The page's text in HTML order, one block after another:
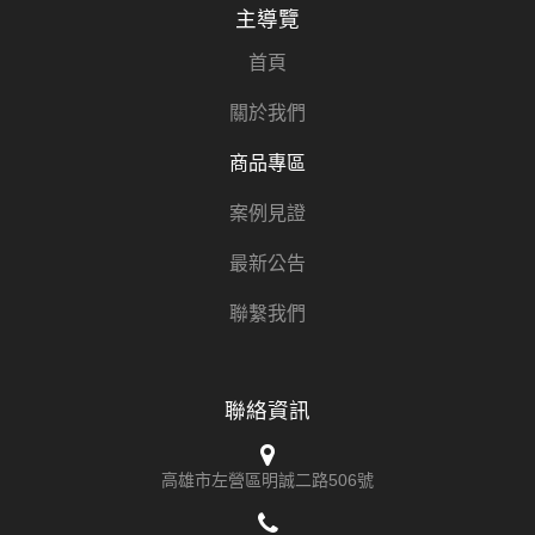
主導覽
首頁
關於我們
商品專區
案例見證
最新公告
聯繫我們
聯絡資訊
高雄市左營區明誠二路506號